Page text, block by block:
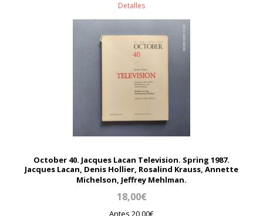
Detalles
October 40. Jacques Lacan Television. Spring 1987.
Jacques Lacan, Denis Hollier, Rosalind Krauss, Annette
Michelson, Jeffrey Mehlman.
18,00€
Antes 20,00€